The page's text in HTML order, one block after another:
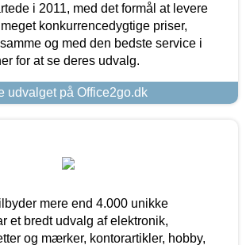
i 2011, med det formål at levere
konkurrencedygtige priser,
og med den bedste service i
for at se deres udvalg.
udvalget på Office2go.dk
mere end 4.000 unikke
et bredt udvalg af elektronik,
og mærker, kontorartikler, hobby,